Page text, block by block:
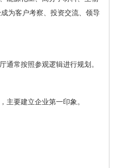
为客户考察、投资交流、领导
通常按照参观逻辑进行规划。
主要建立企业第一印象。